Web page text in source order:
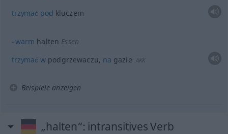
trzymać pod kluczem
warm halten Essen
trzymać w podgrzewaczu, na gazie AKK
Beispiele anzeigen
„halten“: intransitives Verb